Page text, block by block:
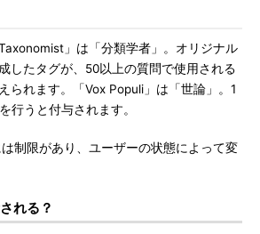
」は「分類学者」。オリジナル
したタグが、50以上の質問で使用される
られます。「Vox Populi」は「世論」。1
行うと付与されます。
制限があり、ユーザーの状態によって変
れる？